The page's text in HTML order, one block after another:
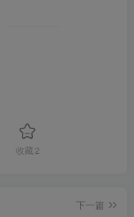
收藏 2
下一篇